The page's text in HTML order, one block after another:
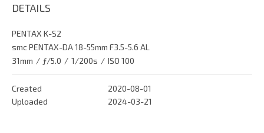
DETAILS
PENTAX K-S2
smc PENTAX-DA 18-55mm F3.5-5.6 AL
31mm / ƒ/5.0 / 1/200s / ISO 100
Created
2020-08-01
Uploaded
2024-03-21